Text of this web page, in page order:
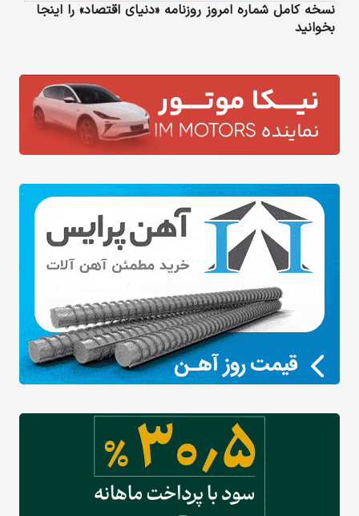
نسخه کامل شماره امروز روزنامه «دنیای‌ اقتصاد» را اینجا
بخوانید